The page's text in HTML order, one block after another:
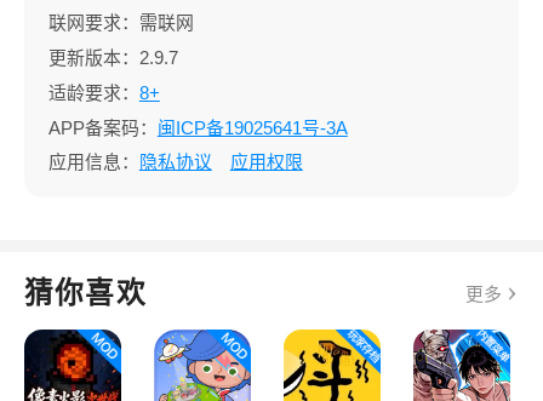
联网要求：需联网
更新版本：2.9.7
适龄要求： 8+
APP备案码： 闽ICP备19025641号-3A
应用信息：
隐私协议 应用权限
猜你喜欢 更多